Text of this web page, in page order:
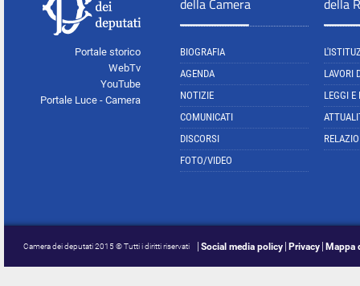
Portale storico
WebTv
YouTube
Portale Luce - Camera
della Camera
BIOGRAFIA
AGENDA
NOTIZIE
COMUNICATI
DISCORSI
FOTO/VIDEO
della
LAVORI
LEGGI E
Camera dei deputati 2015 © Tutti i diritti riservati Social media policy Privacy Mappa